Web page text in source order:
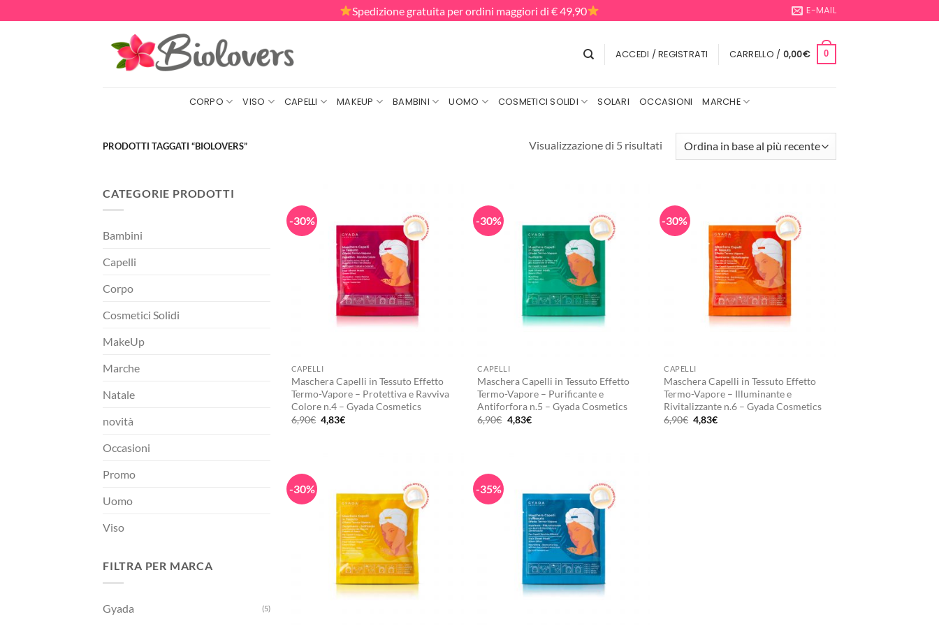
ai
Spedizione gratuita per ordini maggiori di € 49,90 E-MAIL
ACCEDI / REGISTRATI CARRELLO / 0,00€ 0
CORPO VISO CAPELLI MAKEUP BAMBINI UOMO COSMETICI SOLIDI SOLARI OCCASIONI MARCHE
PRODOTTI TAGGATI “BIOLOVERS” Visualizzazione di 5 risultatiOrdina
più
recente
CATEGORIE PRODOTTI
Bambini
Capelli
Corpo
Cosmetici Solidi
MakeUp
Marche
Natale
novità
Occasioni
Promo
Uomo
Viso
FILTRA PER MARCA
Gyada (5)
-30%
CAPELLI
Maschera Capelli in Tessuto Effetto
Termo-Vapore – Protettiva e Ravviva
Colore n.4 – Gyada Cosmetics
6,90€ Il
prezzo
4,83€Il
-30%
CAPELLI
Maschera Capelli in Tessuto Effetto
Termo-Vapore – Purificante e
Antiforfora n.5 – Gyada Cosmetics
6,90€ Il
prezzo
4,83€Il
-30%
CAPELLI
Maschera Capelli in Tessuto Effetto
Termo-Vapore – Illuminante e
Rivitalizzante n.6 – Gyada Cosmetics
6,90€ Il
prezzo
4,83€Il
-30% -35%